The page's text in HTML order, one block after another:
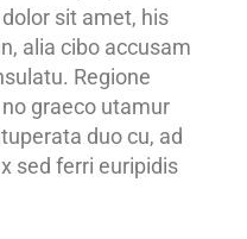
sit amet, his
alia cibo accusam
Regione
graeco utamur
duo cu, ad
sed ferri euripidis